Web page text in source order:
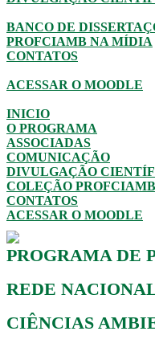
BANCO DE
PROFCIAMB NA MÍDIA
CONTATOS
ACESSAR O MOODLE
INICIO
O PROGRAMA
ASSOCIADAS
COMUNICAÇÃO
DIVULGAÇÃO
COLEÇÃO PROFCIAMB
CONTATOS
ACESSAR O MOODLE
PROGRAMA DE
REDE
CIÊNCIAS